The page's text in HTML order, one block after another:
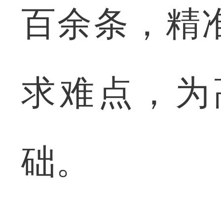
百余条，精
求难点，
础。